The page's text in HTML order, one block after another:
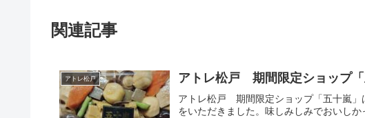
関連記事
アトレ松戸 アトレ松戸 期間限定ショップ「
アトレ松戸 期間限定ショップ「五十嵐」
をいただきました。味しみしみでおいし